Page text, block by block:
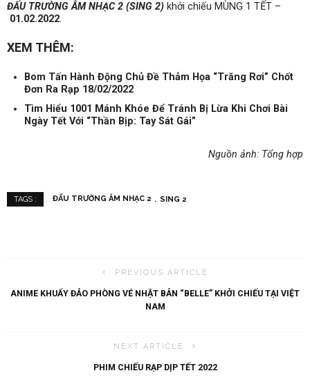
ĐẤU TRƯỜNG ÂM NHẠC 2 (SING 2) khởi chiếu MÙNG 1 TẾT –
01.02.2022.
XEM THÊM:
Bom Tấn Hành Động Chủ Đề Thảm Họa “Trăng Rơi” Chốt
Đơn Ra Rạp 18/02/2022
Tìm Hiểu 1001 Mánh Khóe Để Tránh Bị Lừa Khi Chơi Bài
Ngày Tết Với “Thần Bịp: Tay Sát Gái”
Nguồn ảnh: Tổng hợp
TAGS : ĐẤU TRƯỜNG ÂM NHẠC 2 SING 2
PREVIOUS ARTICLE
ANIME KHUẤY ĐẢO PHÒNG VÉ NHẬT BẢN “BELLE” KHỞI CHIẾU TẠI VIỆT
NAM
NEXT ARTICLE
PHIM CHIẾU RẠP DỊP TẾT 2022